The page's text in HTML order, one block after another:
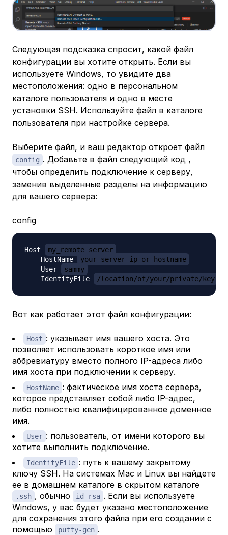
Следующая подсказка спросит, какой файл
конфигурации вы хотите открыть. Если вы
используете Windows, то увидите два
местоположения: одно в персональном
каталоге пользователя и одно в месте
установки SSH. Используйте файл в каталоге
пользователя при настройке сервера.
Выберите файл, и ваш редактор откроет файл
config . Добавьте в файл следующий код ,
чтобы определить подключение к серверу,
заменив выделенные разделы на информацию
для вашего сервера:
config
Host
my_remote_server
    HostName
your_server_ip_or_hostname
    User
sammy
    IdentityFile
/location/of/your/private/key
Вот как работает этот файл конфигурации:
Host : указывает имя вашего хоста. Это
позволяет использовать короткое имя или
аббревиатуру вместо полного IP-адреса либо
имя хоста при подключении к серверу.
HostName : фактическое имя хоста сервера,
которое представляет собой либо IP-адрес,
либо полностью квалифицированное доменное
имя.
User : пользователь, от имени которого вы
хотите выполнить подключение.
IdentityFile : путь к вашему закрытому
ключу SSH. На системах Mac и Linux вы найдете
ее в домашнем каталоге в скрытом каталоге
.ssh , обычно id_rsa . Если вы используете
Windows, у вас будет указано местоположение
для сохранения этого файла при его создании с
помощью
putty-gen .